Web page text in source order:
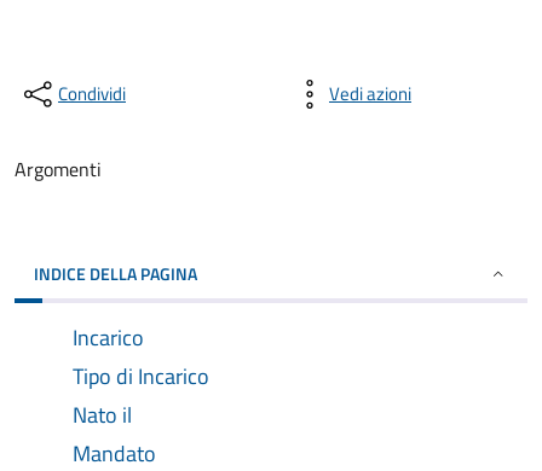
Condividi Vedi azioni
Argomenti
INDICE DELLA PAGINA
Incarico
Tipo di Incarico
Nato il
Mandato